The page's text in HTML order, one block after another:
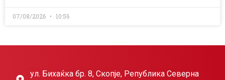
07/08/2026 10:56
ул. Бихаќка бр. 8, Скопје, Република Северна